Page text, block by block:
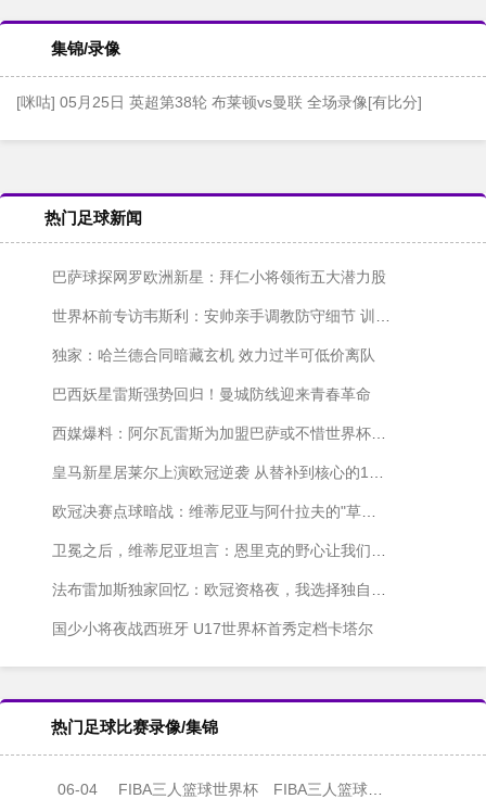
集锦/录像
[咪咕] 05月25日 英超第38轮 布莱顿vs曼联 全场录像[有比分]
热门足球新闻
巴萨球探网罗欧洲新星：拜仁小将领衔五大潜力股
世界杯前专访韦斯利：安帅亲手调教防守细节 训练中解放我的进攻天性
独家：哈兰德合同暗藏玄机 效力过半可低价离队
巴西妖星雷斯强势回归！曼城防线迎来青春革命
西媒爆料：阿尔瓦雷斯为加盟巴萨或不惜世界杯期间发声
皇马新星居莱尔上演欧冠逆袭 从替补到核心的1030分钟奇迹
欧冠决赛点球暗战：维蒂尼亚与阿什拉夫的"草皮保卫战"
卫冕之后，维蒂尼亚坦言：恩里克的野心让我们停不下来
法布雷加斯独家回忆：欧冠资格夜，我选择独自等待
国少小将夜战西班牙 U17世界杯首秀定档卡塔尔
热门足球比赛录像/集锦
06-04 FIBA三人篮球世界杯 FIBA三人篮球世界杯男子小组赛 德国三人篮球队 - 中国三人篮球队 全场录像